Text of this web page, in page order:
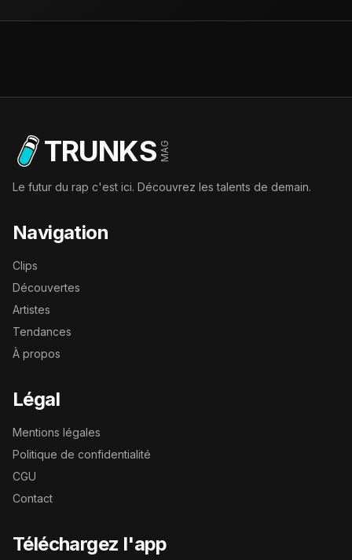
TRUNKS MAG
Le futur du rap c'est ici. Découvrez les talents de demain.
Navigation
Clips
Découvertes
Artistes
Tendances
À propos
Légal
Mentions légales
Politique de confidentialité
CGU
Contact
Téléchargez l'app